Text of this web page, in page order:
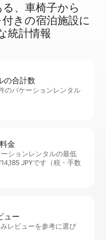
、車⁠椅⁠子⁠か⁠ら
き⁠の宿⁠泊⁠施⁠設⁠に
統⁠計⁠情⁠報
の合⁠計⁠数
のバケーションレンタル
金
ションレンタルの最低
JPYです（税・手数
ュ⁠ー
レビューを参考に選び